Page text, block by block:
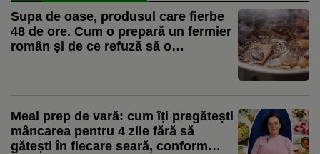
Supa de oase, produsul care fierbe
48 de ore. Cum o prepară un fermier
român și de ce refuză să o
Meal prep de vară: cum îți pregătești
mâncarea pentru 4 zile fără să
gătești în fiecare seară, conform